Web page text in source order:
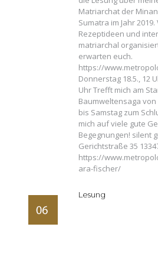
Matriarchat der
Sumatra im Jahr
Rezeptideen und
matriarchal
erwarten euch.
https://
Donnerstag 18.5., 12
Uhr Trefft mich am
Baumweltensaga
bis Samstag zum
mich auf viele gute
Begegnungen! silent
Gerichtstraße 35
https://
ara-fischer/
Lesung